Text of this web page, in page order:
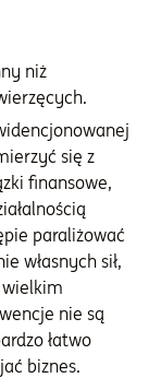
niż
się z
finansowe,
paraliżować
własnych sił,
nie są
łatwo
biznes.